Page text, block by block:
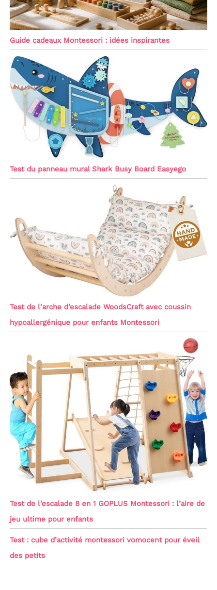
Guide cadeaux Montessori : idées inspirantes
Test du panneau mural Shark Busy Board Easyego
Test de l’arche d’escalade WoodsCraft avec coussin
hypoallergénique pour enfants Montessori
Test de l’escalade 8 en 1 GOPLUS Montessori : l’aire de
jeu ultime pour enfants
Test : cube d’activité montessori vomocent pour éveil
des petits